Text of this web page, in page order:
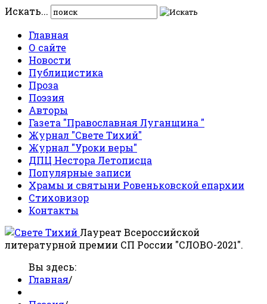
Искать...
Главная
О сайте
Новости
Публицистика
Проза
Поэзия
Авторы
Газета "Православная Луганщина "
Журнал "Свете Тихий"
Журнал "Уроки веры"
ДПЦ Нестора Летописца
Популярные записи
Храмы и святыни Ровеньковской епархии
Стиховизор
Контакты
Лауреат Всероссийской
литературной премии СП России "СЛОВО-2021".
Вы здесь:
Главная/